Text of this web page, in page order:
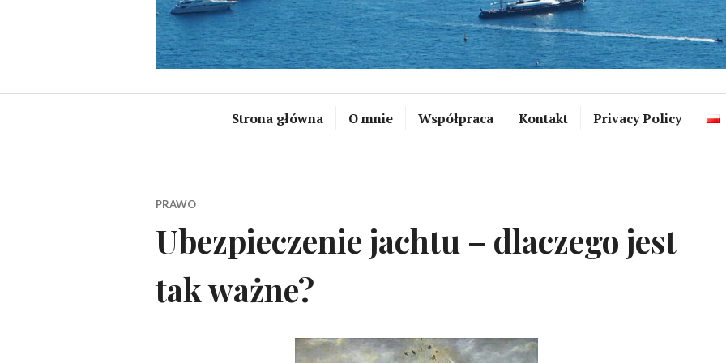
Strona główna O mnie Współpraca Kontakt Privacy Policy
PRAWO
Ubezpieczenie jachtu – dlaczego jest
tak ważne?